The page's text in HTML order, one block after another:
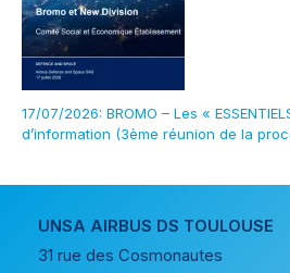
17/07/2026: BROMO – Les «
d’information (3ème réunion de la
UNSA AIRBUS DS TOULOUSE
31 rue des Cosmonautes